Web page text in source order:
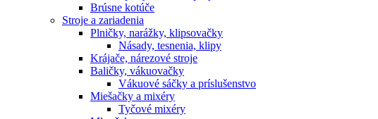
Brúsne kotúče
Stroje a zariadenia
Plničky, narážky, klipsovačky
Násady, tesnenia, klipy
Krájače, nárezové stroje
Baličky, vákuovačky
Vákuové sáčky a príslušenstvo
Miešačky a mixéry
Tyčové mixéry